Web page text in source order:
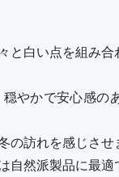
白い点を組み合
やかで安心感の
訪れを感じさせ
然派製品に最適